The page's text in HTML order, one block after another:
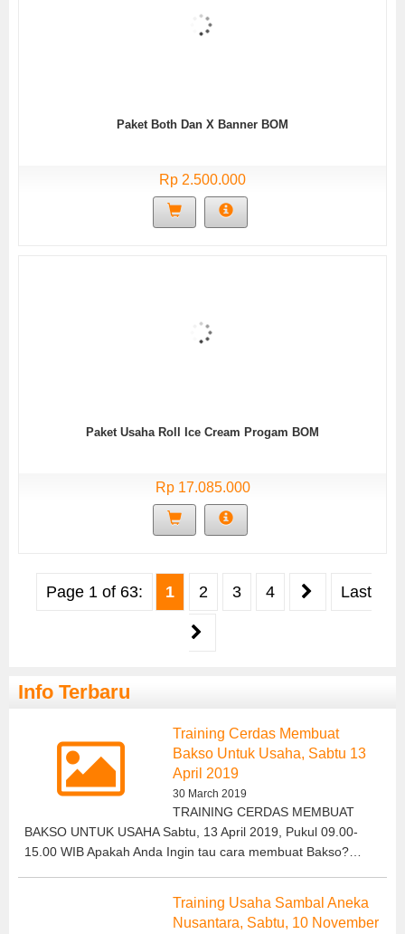
Paket Both Dan X Banner BOM
Rp 2.500.000
Paket Usaha Roll Ice Cream Progam BOM
Rp 17.085.000
Page 1 of 63: 1 2 3 4 Last
Info Terbaru
Training Cerdas Membuat
Bakso Untuk Usaha, Sabtu 13
April 2019
30 March 2019
TRAINING CERDAS MEMBUAT
BAKSO UNTUK USAHA Sabtu, 13 April 2019, Pukul 09.00-
15.00 WIB Apakah Anda Ingin tau cara membuat Bakso?…
Training Usaha Sambal Aneka
Nusantara, Sabtu, 10 November